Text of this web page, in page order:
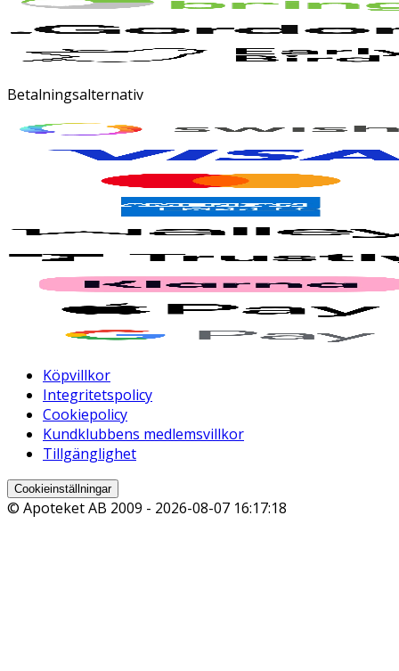
Betalningsalternativ
Köpvillkor
Integritetspolicy
Cookiepolicy
Kundklubbens medlemsvillkor
Tillgänglighet
Cookieinställningar
© Apoteket AB 2009 - 2026-08-07 16:17:18